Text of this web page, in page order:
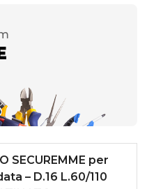
SECUREMME per
– D.16 L.60/110